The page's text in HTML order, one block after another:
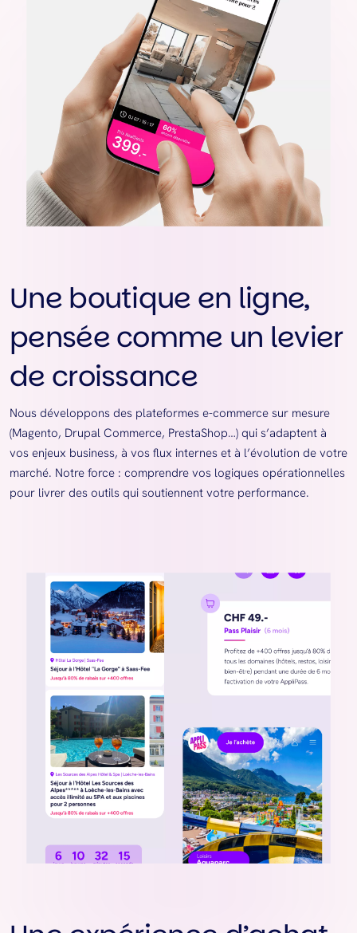
Une boutique en ligne,
pensée comme un levier
de croissance
Nous développons des plateformes e-commerce sur mesure
(Magento, Drupal Commerce, PrestaShop…) qui s’adaptent à
vos enjeux business, à vos flux internes et à l’évolution de votre
marché. Notre force : comprendre vos logiques opérationnelles
pour livrer des outils qui soutiennent votre performance.